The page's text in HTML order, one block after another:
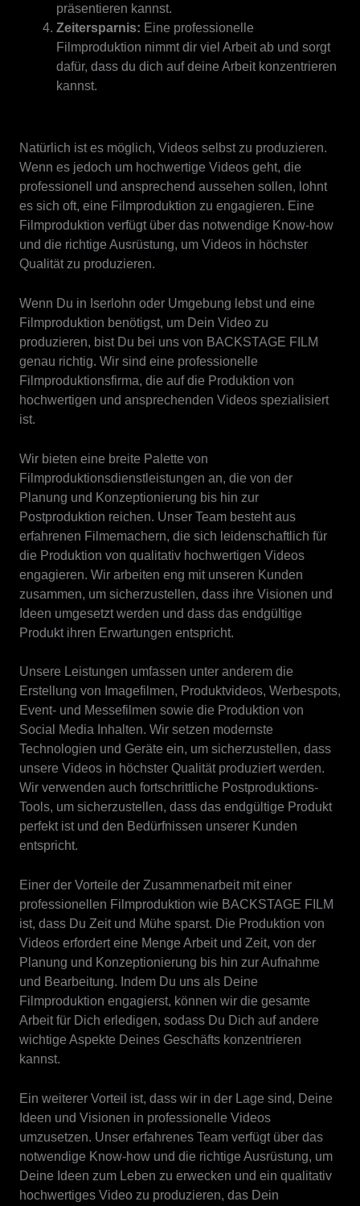
präsentieren kannst.
Zeitersparnis: Eine professionelle
Filmproduktion nimmt dir viel Arbeit ab und sorgt
dafür, dass du dich auf deine Arbeit konzentrieren
kannst.
Natürlich ist es möglich, Videos selbst zu produzieren.
Wenn es jedoch um hochwertige Videos geht, die
professionell und ansprechend aussehen sollen, lohnt
es sich oft, eine Filmproduktion zu engagieren. Eine
Filmproduktion verfügt über das notwendige Know-how
und die richtige Ausrüstung, um Videos in höchster
Qualität zu produzieren.
Wenn Du in Iserlohn oder Umgebung lebst und eine
Filmproduktion benötigst, um Dein Video zu
produzieren, bist Du bei uns von BACKSTAGE FILM
genau richtig. Wir sind eine professionelle
Filmproduktionsfirma, die auf die Produktion von
hochwertigen und ansprechenden Videos spezialisiert
ist.
Wir bieten eine breite Palette von
Filmproduktionsdienstleistungen an, die von der
Planung und Konzeptionierung bis hin zur
Postproduktion reichen. Unser Team besteht aus
erfahrenen Filmemachern, die sich leidenschaftlich für
die Produktion von qualitativ hochwertigen Videos
engagieren. Wir arbeiten eng mit unseren Kunden
zusammen, um sicherzustellen, dass ihre Visionen und
Ideen umgesetzt werden und dass das endgültige
Produkt ihren Erwartungen entspricht.
Unsere Leistungen umfassen unter anderem die
Erstellung von Imagefilmen, Produktvideos, Werbespots,
Event- und Messefilmen sowie die Produktion von
Social Media Inhalten. Wir setzen modernste
Technologien und Geräte ein, um sicherzustellen, dass
unsere Videos in höchster Qualität produziert werden.
Wir verwenden auch fortschrittliche Postproduktions-
Tools, um sicherzustellen, dass das endgültige Produkt
perfekt ist und den Bedürfnissen unserer Kunden
entspricht.
Einer der Vorteile der Zusammenarbeit mit einer
professionellen Filmproduktion wie BACKSTAGE FILM
ist, dass Du Zeit und Mühe sparst. Die Produktion von
Videos erfordert eine Menge Arbeit und Zeit, von der
Planung und Konzeptionierung bis hin zur Aufnahme
und Bearbeitung. Indem Du uns als Deine
Filmproduktion engagierst, können wir die gesamte
Arbeit für Dich erledigen, sodass Du Dich auf andere
wichtige Aspekte Deines Geschäfts konzentrieren
kannst.
Ein weiterer Vorteil ist, dass wir in der Lage sind, Deine
Ideen und Visionen in professionelle Videos
umzusetzen. Unser erfahrenes Team verfügt über das
notwendige Know-how und die richtige Ausrüstung, um
Deine Ideen zum Leben zu erwecken und ein qualitativ
hochwertiges Video zu produzieren, das Dein